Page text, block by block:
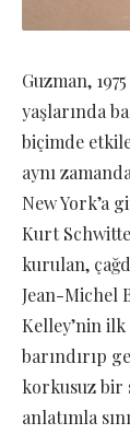
Guzman,
yaşlarında
biçimde
aynı
New York’a
Kurt
kurulan,
Jean-Michel
Kelley’nin
barındırıp
korkusuz bir
anlatımla